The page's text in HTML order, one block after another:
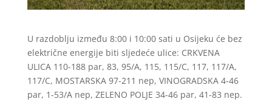
U razdoblju između 8:00 i 10:00 sati u Osijeku će bez
električne energije biti sljedeće ulice: CRKVENA
ULICA 110-188 par, 83, 95/A, 115, 115/C, 117, 117/A,
117/C, MOSTARSKA 97-211 nep, VINOGRADSKA 4-46
par, 1-53/A nep, ZELENO POLJE 34-46 par, 41-83 nep.